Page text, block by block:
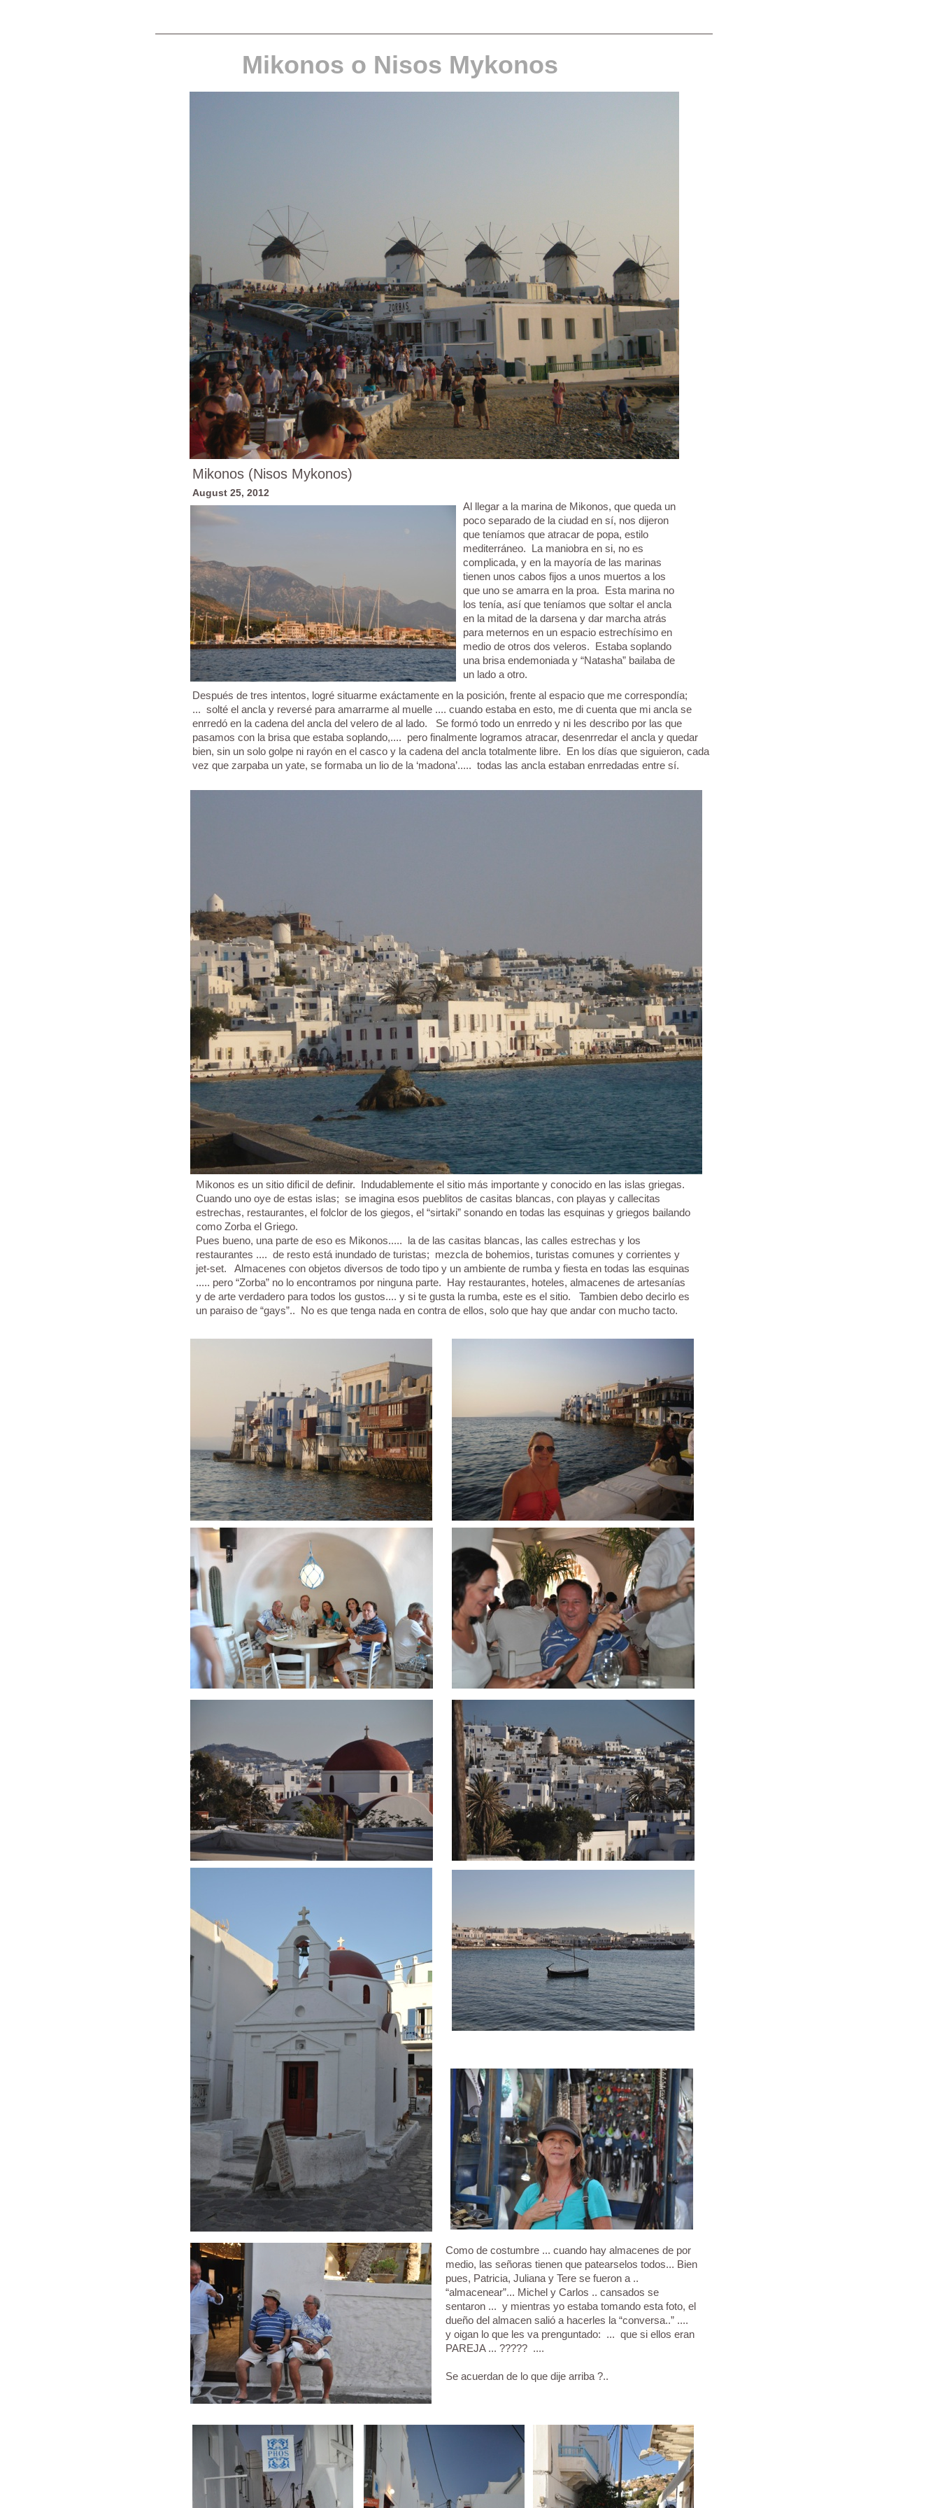
Mikonos o Nisos Mykonos
Mikonos (Nisos Mykonos)
Mikonos es un sitio dificil de definir. Indudablemente el sitio más importante y conocido en las islas griegas.
Cuando uno oye de estas islas; se imagina esos pueblitos de casitas blancas, con playas y callecitas
estrechas, restaurantes, el folclor de los giegos, el “sirtaki” sonando en todas las esquinas y griegos bailando
como Zorba el Griego.
Pues bueno, una parte de eso es Mikonos..... la de las casitas blancas, las calles estrechas y los
restaurantes .... de resto está inundado de turistas; mezcla de bohemios, turistas comunes y corrientes y
jet-set. Almacenes con objetos diversos de todo tipo y un ambiente de rumba y fiesta en todas las esquinas
..... pero “Zorba” no lo encontramos por ninguna parte. Hay restaurantes, hoteles, almacenes de artesanías
y de arte verdadero para todos los gustos.... y si te gusta la rumba, este es el sitio. Tambien debo decirlo es
un paraiso de “gays”.. No es que tenga nada en contra de ellos, solo que hay que andar con mucho tacto.
August 25, 2012
Al llegar a la marina de Mikonos, que queda un
poco separado de la ciudad en sí, nos dijeron
que teníamos que atracar de popa, estilo
mediterráneo. La maniobra en si, no es
complicada, y en la mayoría de las marinas
tienen unos cabos fijos a unos muertos a los
que uno se amarra en la proa. Esta marina no
los tenía, así que teníamos que soltar el ancla
en la mitad de la darsena y dar marcha atrás
para meternos en un espacio estrechísimo en
medio de otros dos veleros. Estaba soplando
una brisa endemoniada y “Natasha” bailaba de
un lado a otro.
Después de tres intentos, logré situarme exáctamente en la posición, frente al espacio que me correspondía;
... solté el ancla y reversé para amarrarme al muelle .... cuando estaba en esto, me di cuenta que mi ancla se
enrredó en la cadena del ancla del velero de al lado. Se formó todo un enrredo y ni les describo por las que
pasamos con la brisa que estaba soplando,.... pero finalmente logramos atracar, desenrredar el ancla y quedar
bien, sin un solo golpe ni rayón en el casco y la cadena del ancla totalmente libre. En los días que siguieron, cada
vez que zarpaba un yate, se formaba un lio de la ‘madona’..... todas las ancla estaban enrredadas entre sí.
Como de costumbre ... cuando hay almacenes de por
medio, las señoras tienen que patearselos todos... Bien
pues, Patricia, Juliana y Tere se fueron a ..
“almacenear”... Michel y Carlos .. cansados se
sentaron ... y mientras yo estaba tomando esta foto, el
dueño del almacen salió a hacerles la “conversa..” ....
y oigan lo que les va prenguntado: ... que si ellos eran
PAREJA ... ????? ....
Se acuerdan de lo que dije arriba ?..